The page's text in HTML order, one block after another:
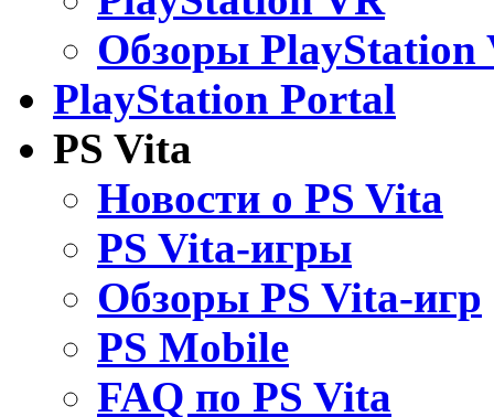
Обзоры PlayStation
PlayStation Portal
PS Vita
Новости о PS Vita
PS Vita-игры
Обзоры PS Vita-игр
PS Mobile
FAQ по PS Vita